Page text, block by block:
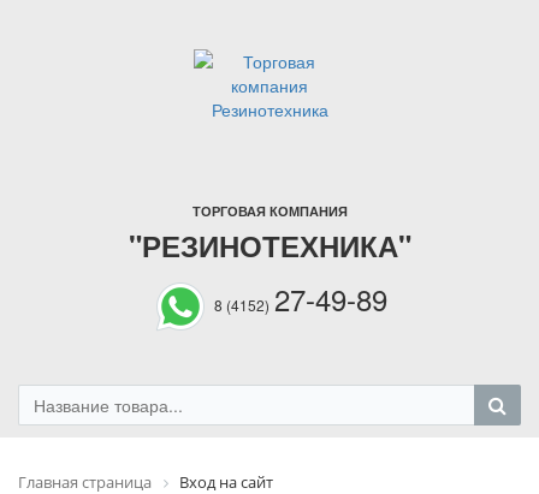
ТОРГОВАЯ КОМПАНИЯ
"РЕЗИНОТЕХНИКА"
8 (4152) 27-49-89
Главная страница Вход на сайт